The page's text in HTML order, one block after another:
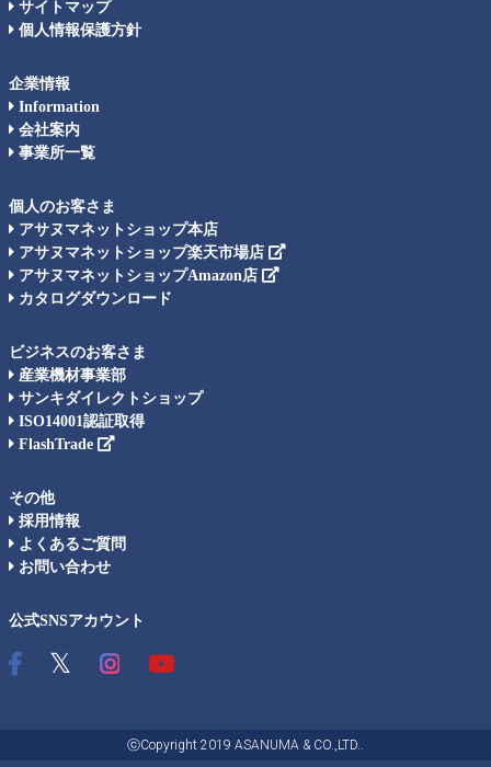
サイトマップ
個人情報保護方針
企業情報
Information
会社案内
事業所一覧
個人のお客さま
アサヌマネットショップ本店
アサヌマネットショップ楽天市場店
アサヌマネットショップAmazon店
カタログダウンロード
ビジネスのお客さま
産業機材事業部
サンキダイレクトショップ
ISO14001認証取得
FlashTrade
その他
採用情報
よくあるご質問
お問い合わせ
公式SNSアカウント
ⓒCopyright 2019 ASANUMA & CO.,LTD..